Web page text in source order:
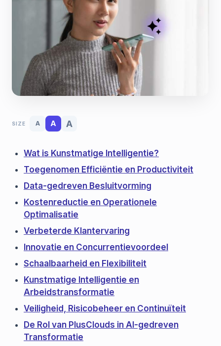
SIZE A A A
Wat is Kunstmatige Intelligentie?
Toegenomen Efficiëntie en Productiviteit
Data-gedreven Besluitvorming
Kostenreductie en Operationele
Optimalisatie
Verbeterde Klantervaring
Innovatie en Concurrentievoordeel
Schaalbaarheid en Flexibiliteit
Kunstmatige Intelligentie en
Arbeidstransformatie
Veiligheid, Risicobeheer en Continuïteit
De Rol van PlusClouds in AI-gedreven
Transformatie